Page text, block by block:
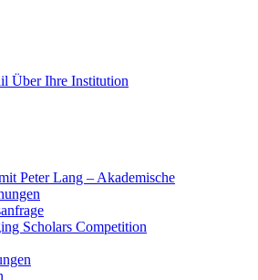
Über Ihre Institution
Peter Lang – Akademische
Scholars Competition